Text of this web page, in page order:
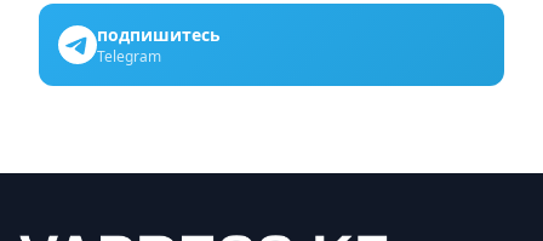
подпишитесь
Telegram